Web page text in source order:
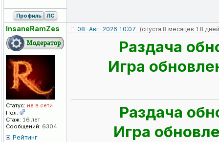
Профиль ЛС
InsaneRamZes
Статус: не в сети
Пол:
Стаж: 16 лет
Сообщений: 6304
Рейтинг
08-Авг-2026 10:07 (спустя 8 месяцев 18
Раздача
Игра
Раздача
Игра